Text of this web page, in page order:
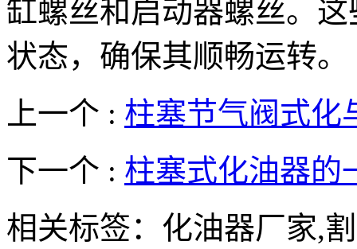
缸螺丝和启动器螺丝。
状态，确保其顺畅运转。
上一个 : 柱塞节气阀式化
下一个 : 柱塞式化油器的
相关标签：化油器厂家,